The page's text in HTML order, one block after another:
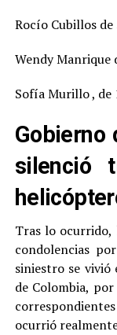
Rocío Cubillos de
Wendy Manrique
Sofía Murillo , de
Gobierno
silenció
Tras lo ocurrido,
condolencias
siniestro se
de Colombia,
ocurrió